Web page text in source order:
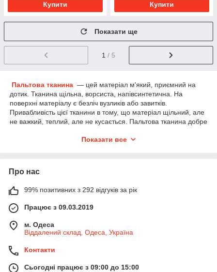
Купити Купити
Показати ще
1 / 5
Пальтова тканина — цей матеріал м'який, приємний на
дотик. Тканина щільна, ворсиста, напівсинтетична. На
поверхні матеріалу є безліч вузликів або завитків.
Привабливість цієї тканини в тому, що матеріал щільний, але
не важкий, теплий, але не кусається. Пальтова тканина добре
теплих спідниці, плаття, піджаки, костюми. Вироби з цієї
Прати вироби з цієї тканини рекомендуємо в ручну
бавовняний папір;
прямих сонячних променів.
широкий асортимент тканини. Ви можете легко переглянути
націнок! Придбати пальтову тканину можна як оптом, так і в
Показати все
Про нас
99% позитивних з 292 відгуків за рік
Працює з 09.03.2019
м. Одеса
Віддалений склад, Одеса, Україна
Контакти
Сьогодні працює з 09:00 до 15:00